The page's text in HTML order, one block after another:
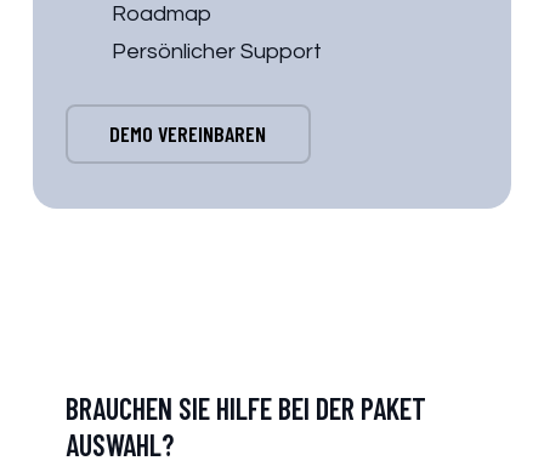
Roadmap
Persönlicher Support
DEMO VEREINBAREN
BRAUCHEN SIE HILFE BEI DER PAKET
AUSWAHL?